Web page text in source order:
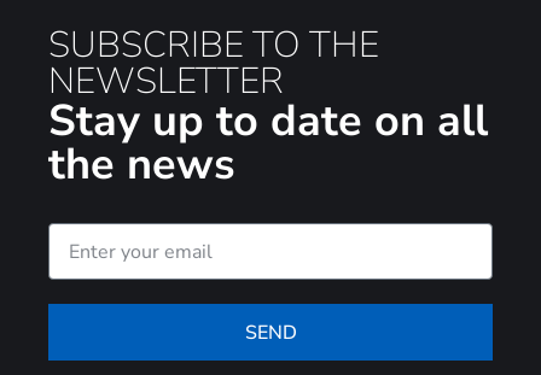
SUBSCRIBE TO THE
NEWSLETTER
Stay up to date on all
the news
SEND